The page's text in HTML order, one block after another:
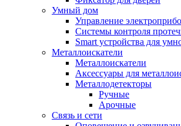
Умный дом
Управление
Системы контроля
Smart устройства для
Металлоискатели
Металлоискатели
Аксессуары для
Металлодетекторы
Ручные
Арочные
Связь и сети